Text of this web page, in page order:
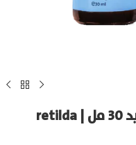
سيروم ريتيلدا هيالورونيك اسيد 30 مل | retilda